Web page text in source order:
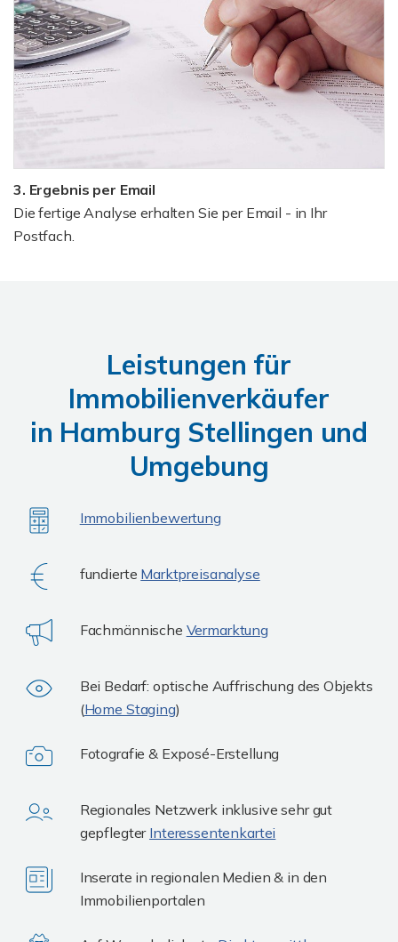
3. Ergebnis per Email
Die fertige Analyse erhalten Sie per Email - in Ihr
Postfach.
Leistungen für
Immobilienverkäufer
in Hamburg Stellingen und
Umgebung
Immobilienbewertung
fundierte Marktpreisanalyse
Fachmännische Vermarktung
Bei Bedarf: optische Auffrischung des Objekts
(Home Staging)
Fotografie & Exposé-Erstellung
Regionales Netzwerk inklusive sehr gut
gepflegter Interessentenkartei
Inserate in regionalen Medien & in den
Immobilienportalen